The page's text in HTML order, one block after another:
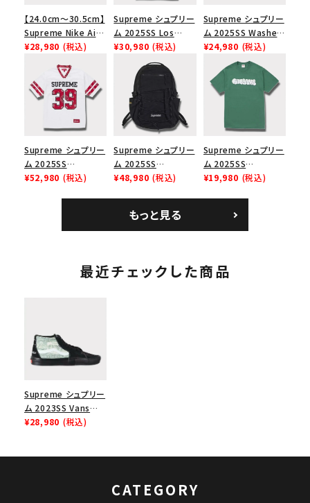
【24.0cm～30.5cm】
Supreme Nike Air
Force 1 Low シュプ
ース１スニーカー シ
ューズ ホワイト
¥28,980 (税込)
Supreme シュプリー
ム 2025SS Los
Angeles Fire Relief
Box Logo Tee ファ
イヤーリリーフボック
スロゴTシャツ ホワ
イト 白
¥30,980 (税込)
Supreme シュプリー
ム 2025SS Washed
Chino Twill Camp
Cap ウォッシュチノツ
イルキャンプキャップ
ブラック 黒
¥24,980 (税込)
Supreme シュプリー
ム 2025SS
Bandana Football
¥52,980 (税込)
Supreme シュプリー
ム 2025SS
Backpack バックパッ
¥48,980 (税込)
Supreme シュプリー
ム 2025SS
Homerun Tee ホー
¥19,980 (税込)
もっと見る
最近チェックした商品
Supreme シュプリー
ム 2023SS Vans
Dollar Skate
¥28,980 (税込)
CATEGORY